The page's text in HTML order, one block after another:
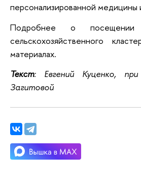
персонализированной медицины
Подробнее о посещении
сельскохозяйственного
материалах.
Текст: Евгений Куценко,
Загитовой